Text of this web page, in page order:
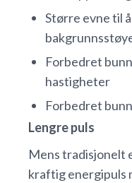
Større evne til
Forbedret
hastigheter
Forbedret
Lengre puls
Mens tradisjonelt
kraftig energipuls